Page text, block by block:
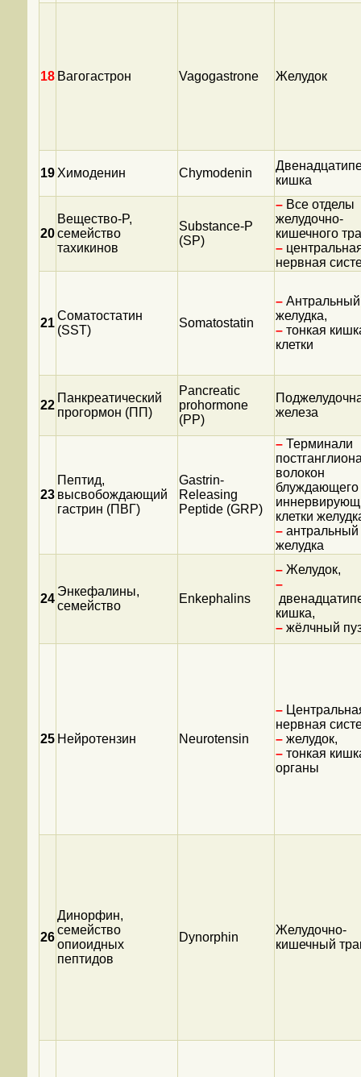
18 Вагогастрон Vagogastrone Желудок
19 Химоденин Chymodenin
кишка
20
Вещество-P,
семейство
тахикинов
Substance-P
(SP)
– Все отделы
желудочно-
кишечного
–
нервная
21
Соматостатин
(SST)
Somatostatin
– Антральный
желудка,
– тонкая
клетки
22
Панкреатический
прогормон (ПП)
Pancreatic
prohormone
(PP)
железа
23
Пептид,
высвобождающий
гастрин (ПВГ)
Gastrin-
Releasing
Peptide (GRP)
– Терминали
волокон
блуждающего
клетки
– антральный
желудка
24
Энкефалины,
семейство
Enkephalins
– Желудок,
–
кишка,
– жёлчный
25 Нейротензин Neurotensin
–
нервная
– желудок,
– тонкая
органы
26
Динорфин,
семейство
опиоидных
пептидов
Dynorphin
Желудочно-
кишечный